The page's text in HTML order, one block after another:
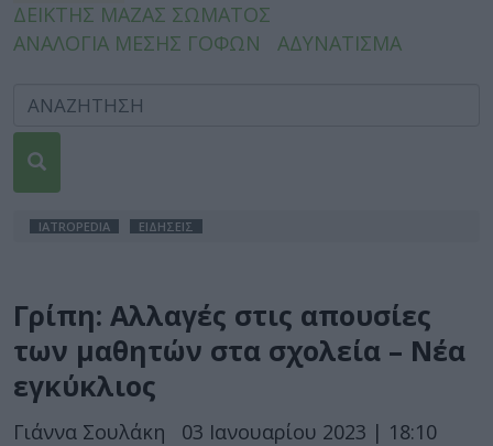
ΔΕΙΚΤΗΣ ΜΑΖΑΣ ΣΩΜΑΤΟΣ
ΑΝΑΛΟΓΙΑ ΜΕΣΗΣ ΓΟΦΩΝ
ΑΔΥΝΑΤΙΣΜΑ
IATROPEDIA ΕΙΔΗΣΕΙΣ
Γρίπη: Αλλαγές στις απουσίες
των μαθητών στα σχολεία – Νέα
εγκύκλιος
Γιάννα Σουλάκη 03 Ιανουαρίου 2023 | 18:10